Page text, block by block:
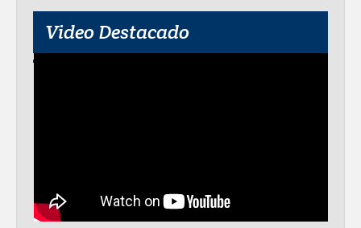
ESCUELA DE MÚSICA DEL SISTEMA DIF
ABRE INSCRIPCIONES PARA EL CICLO
AGOSTO-DICIEMBRE
Tamaulipas sigue impulsando una
agenda de infraestructura con sentido
Video Destacado